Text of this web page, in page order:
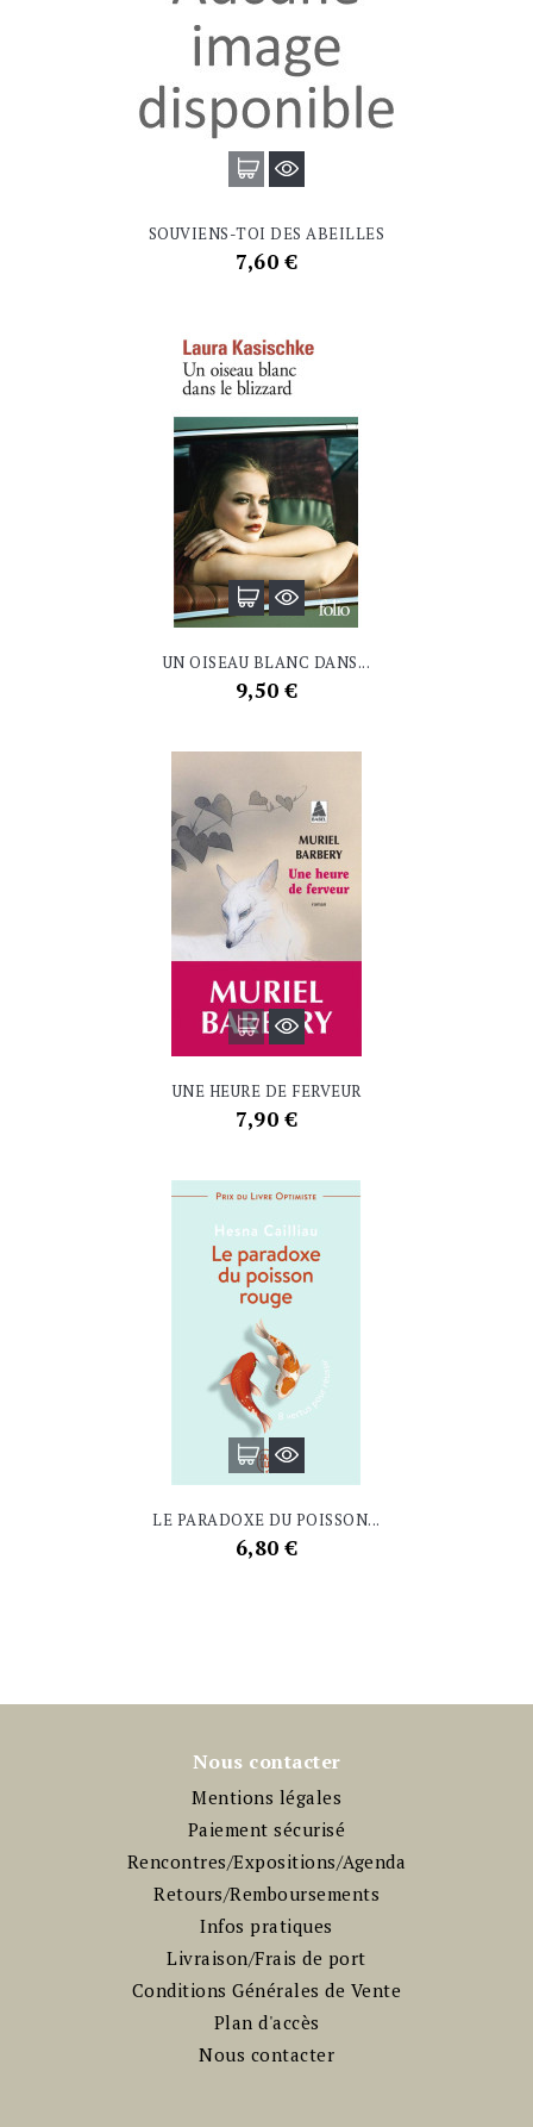
SOUVIENS-TOI DES ABEILLES
Prix
7,60 €
UN OISEAU BLANC DANS...
Prix
9,50 €
UNE HEURE DE FERVEUR
Prix
7,90 €
LE PARADOXE DU POISSON...
Prix
6,80 €
Nous contacter
Mentions légales
Paiement sécurisé
Rencontres/Expositions/Agenda
Retours/Remboursements
Infos pratiques
Livraison/Frais de port
Conditions Générales de Vente
Plan d'accès
Nous contacter